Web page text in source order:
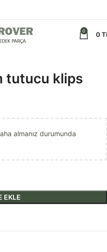
0 0
tutucu klips
almanız durumunda
EKLE